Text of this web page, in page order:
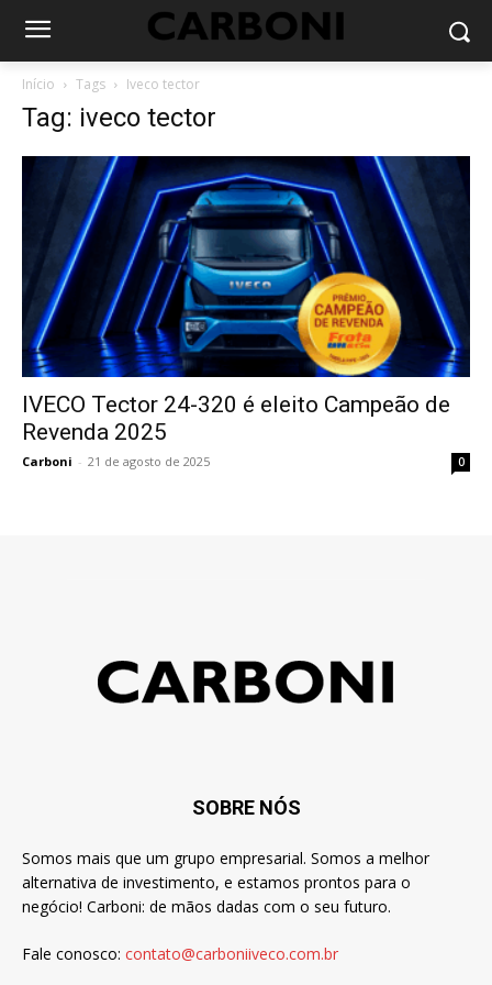
Início Tags Iveco tector
Tag: iveco tector
IVECO Tector 24-320 é eleito Campeão de
Revenda 2025
Carboni - 21 de agosto de 2025 0
SOBRE NÓS
Somos mais que um grupo empresarial. Somos a melhor
alternativa de investimento, e estamos prontos para o
negócio! Carboni: de mãos dadas com o seu futuro.
Fale conosco: contato@carboniiveco.com.br